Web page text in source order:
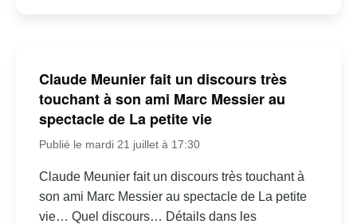
Claude Meunier fait un discours très
touchant à son ami Marc Messier au
spectacle de La petite vie
Publié le mardi 21 juillet à 17:30
Claude Meunier fait un discours très touchant à
son ami Marc Messier au spectacle de La petite
vie… Quel discours… Détails dans les